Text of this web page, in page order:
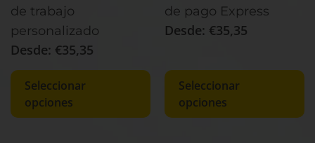
de trabajo
personalizado
Desde: €35,35
Seleccionar
opciones
de pago Express
Desde: €35,35
Seleccionar
opciones